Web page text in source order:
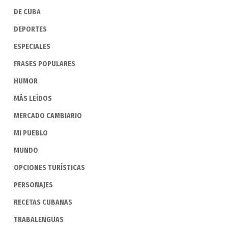
DE CUBA
DEPORTES
ESPECIALES
FRASES POPULARES
HUMOR
MÁS LEÍDOS
MERCADO CAMBIARIO
MI PUEBLO
MUNDO
OPCIONES TURÍSTICAS
PERSONAJES
RECETAS CUBANAS
TRABALENGUAS